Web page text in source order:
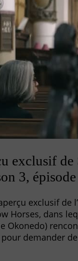
exclusif de
3,
exclusif de
Horses, dans
Okonedo)
demander